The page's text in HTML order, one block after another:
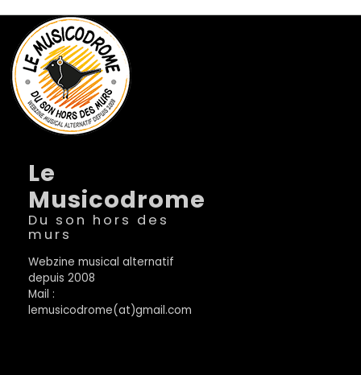
Le
Musicodrome
Du son hors des
murs
Webzine musical alternatif
depuis 2008
Mail :
lemusicodrome(at)gmail.com